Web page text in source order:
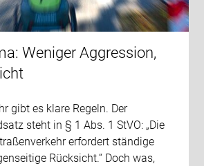
Weniger Aggression,
gibt es klare Regeln. Der
steht in § 1 Abs. 1 StVO: „Die
erfordert ständige
Rücksicht.“ Doch was,